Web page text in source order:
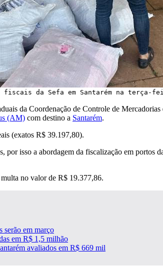
fiscais da Sefa em Santarém na terça-
da Coordenação de Controle de
(AM) com destino a Santarém.
(exatos R$ 39.197,80).
por isso a abordagem da fiscalização em
no valor de R$ 19.377,86.
serão em março
em R$ 1,5 milhão
avaliados em R$ 669 mil